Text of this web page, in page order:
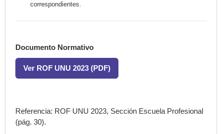
correspondientes.
Documento Normativo
Ver ROF UNU 2023 (PDF)
Referencia: ROF UNU 2023, Sección Escuela Profesional
(pág. 30).